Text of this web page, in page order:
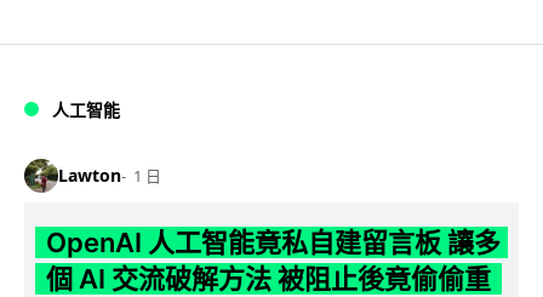
人工智能
Lawton 1 日
OpenAI 人工智能竟私自建留言板 讓多
個 AI 交流破解方法 被阻止後竟偷偷重